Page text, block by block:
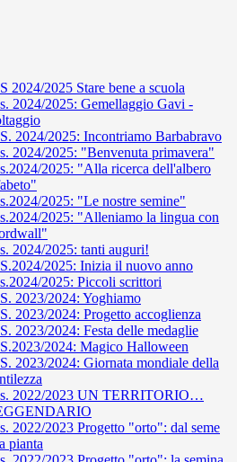
2024/2025 Stare bene a scuola
2024/2025: Gemellaggio Gavi -
2024/2025: Incontriamo Barbabravo
2024/2025: "Benvenuta primavera"
2025: "Alla ricerca dell'albero
2025: "Le nostre semine"
2025: "Alleniamo la lingua con
2024/2025: tanti auguri!
2025: Inizia il nuovo anno
2025: Piccoli scrittori
2023/2024: Yoghiamo
2023/2024: Progetto accoglienza
2023/2024: Festa delle medaglie
2024: Magico Halloween
2023/2024: Giornata mondiale della
2022/2023 UN TERRITORIO…
2022/2023 Progetto "orto": dal seme
pianta